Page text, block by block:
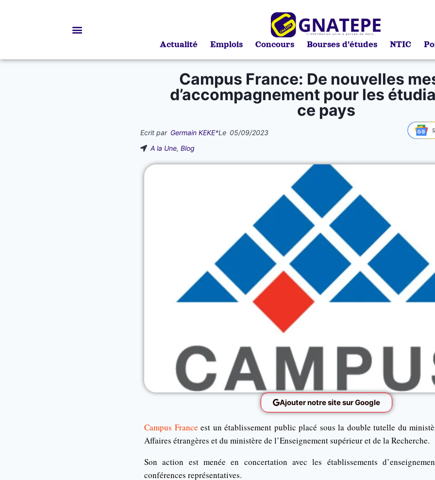
Actualité Emplois Concours Bourses d’études NTIC
Campus France: De nouvelles
d’accompagnement pour les
ce pays
Ecrit par Germain KEKE*Le 05/09/2023
A la Une, Blog
Ajouter notre site sur Google
Campus France est un établissement public placé sous la double tutelle du
Affaires étrangères et du ministère de l’Enseignement supérieur et de la Recherche.
Son action est menée en concertation avec les établissements
conférences représentatives.